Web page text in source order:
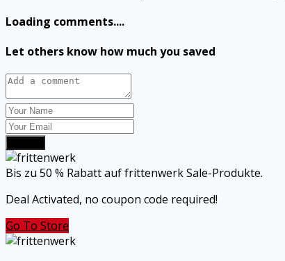
Loading comments....
Let others know how much you saved
Bis zu 50 % Rabatt auf frittenwerk Sale-Produkte.
Deal Activated, no coupon code required!
Go To Store